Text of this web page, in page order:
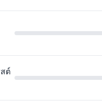
ต์มาสองค์กร